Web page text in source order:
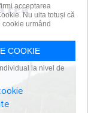
rea
acceptarea
Nu uita totuși că
urmând
COOKIE
la nivel de